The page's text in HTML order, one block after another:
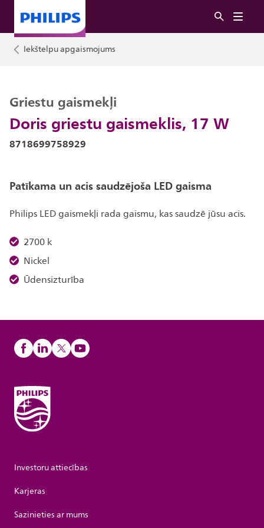
Iekštelpu apgaismojums
Doris griestu gaismeklis, 17 W
Griestu gaismekļi
8718699758929
Patīkama un acis saudzējoša LED gaisma
Philips LED gaismekļi rada gaismu, kas saudzē jūsu acis.
2700 k
Nickel
Ūdensizturība
Investoru attiecības
Karjeras
Sazinieties ar mums